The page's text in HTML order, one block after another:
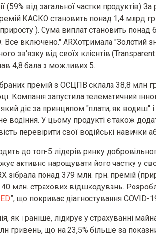
(59% від загальної частки продуктів)
КАСКО становить понад 1,4 млрд
). Сума виплат становить
включено." ARX​отримала "Золотий
зв'язку від своїх клієнтів
4,8 бала з можливих 5.
премій з ОСЦПВ склала 38,8 млн
Компанія запустила телематичний
діє за принципом "плати, як водиш"
водіння. У цьому продукті є також
перевірити свої водійські навички
до топ-5 лідерів ринку
активно нарощувати його частку у
зібрала понад 379 млн. грн. премій
млн. страхових відшкодувань.
”, що покриває діагностування COVID-
як і раніше, лідирує у страхуванні
гривень, що на 23,5% більше за